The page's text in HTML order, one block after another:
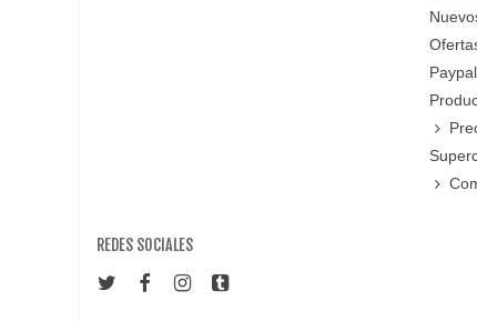
REDES SOCIALES